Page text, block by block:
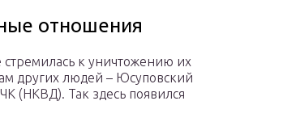
отношения
к уничтожению их
других людей – Юсуповский
(НКВД). Так здесь появился